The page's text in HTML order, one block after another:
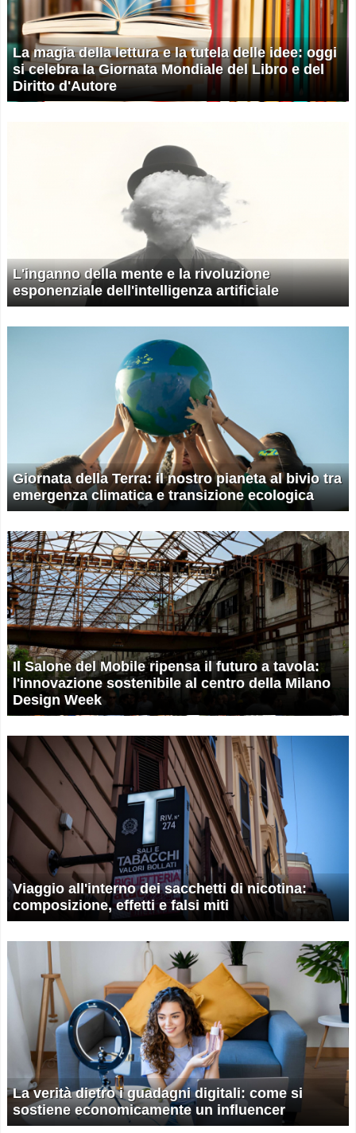
La magia della lettura e la tutela delle idee: oggi
si celebra la Giornata Mondiale del Libro e del
Diritto d'Autore
L'inganno della mente e la rivoluzione
esponenziale dell'intelligenza artificiale
Giornata della Terra: il nostro pianeta al bivio tra
emergenza climatica e transizione ecologica
Il Salone del Mobile ripensa il futuro a tavola:
l'innovazione sostenibile al centro della Milano
Design Week
Viaggio all'interno dei sacchetti di nicotina:
composizione, effetti e falsi miti
La verità dietro i guadagni digitali: come si
sostiene economicamente un influencer